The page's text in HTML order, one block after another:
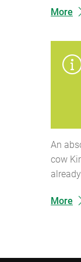
More
An
cow
More